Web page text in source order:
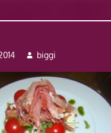
biggi